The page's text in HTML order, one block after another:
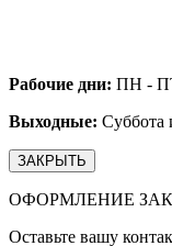
Рабочие дни: ПН -
Выходные: Суббота
ЗАКРЫТЬ
ОФОРМЛЕНИЕ
Оставьте вашу